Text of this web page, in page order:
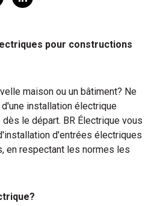
pour constructions
maison ou un bâtiment? Ne
installation électrique
le départ. BR Électrique vous
d'entrées électriques
en respectant les normes les